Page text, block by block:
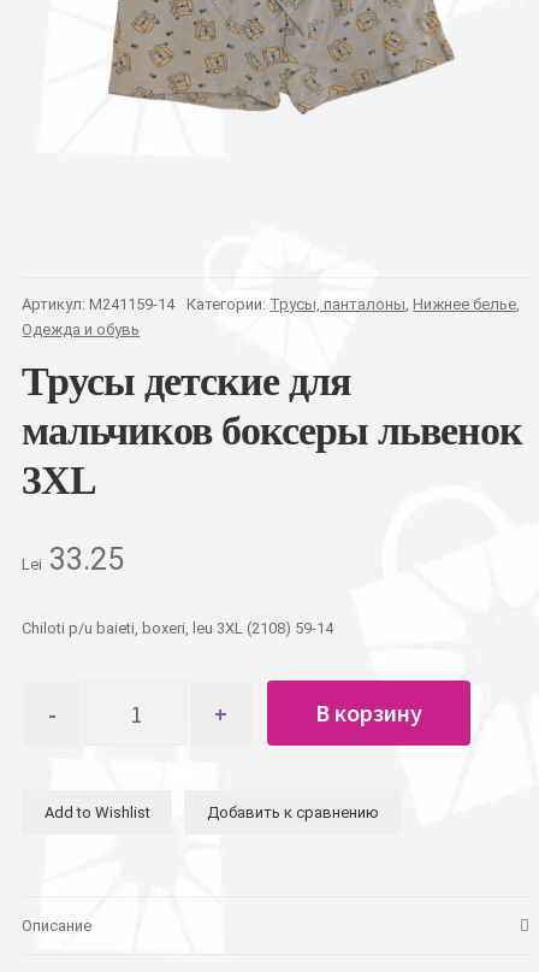
Артикул: M241159-14 Категории: Трусы, панталоны, Нижнее белье,
Одежда и обувь
Трусы детские для
мальчиков боксеры львенок
3XL
Lei 33.25
Chiloti p/u baieti, boxeri, leu 3XL (2108) 59-14
товара
мальчиков
В корзину
Add to Wishlist Добавить к сравнению
Описание